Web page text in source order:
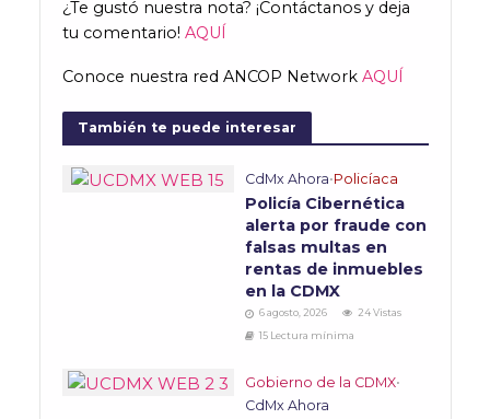
¿Te gustó nuestra nota? ¡Contáctanos y deja
tu comentario! AQUÍ
Conoce nuestra red ANCOP Network AQUÍ
También te puede interesar
CdMx Ahora•Policíaca
Policía Cibernética
alerta por fraude con
falsas multas en
rentas de inmuebles
en la CDMX
6 agosto, 2026
24 Vistas
15 Lectura mínima
Gobierno de la CDMX•
CdMx Ahora